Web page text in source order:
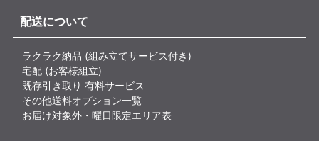
配送について
ラクラク納品 (組み立てサービス付き)
宅配 (お客様組立)
既存引き取り 有料サービス
その他送料オプション一覧
お届け対象外・曜日限定エリア表